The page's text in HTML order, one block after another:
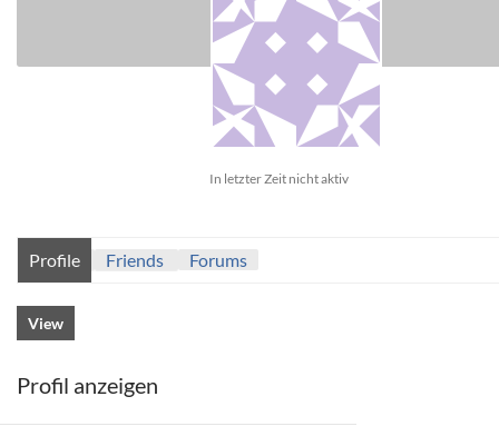
In letzter Zeit nicht aktiv
Profile Friends Forums
View
Profil anzeigen